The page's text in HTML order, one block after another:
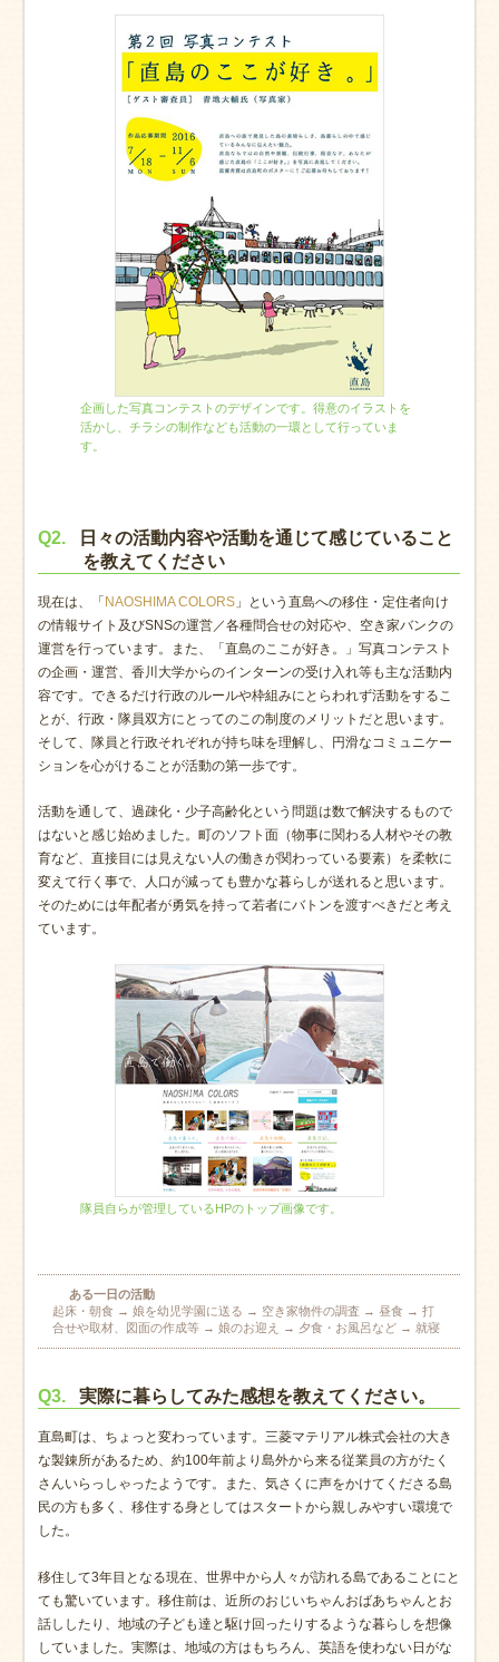
企画した写真コンテストのデザインです。得意のイラストを
活かし、チラシの制作なども活動の一環として行っていま
す。
Q2.
日々の活動内容や活動を通じて感じていること
を教えてください
現在は、「NAOSHIMA COLORS 」という直島への移住・定住者向け
の情報サイト及びSNSの運営／各種問合せの対応や、空き家バンクの
運営を行っています。また、「直島のここが好き。」写真コンテスト
の企画・運営、香川大学からのインターンの受け入れ等も主な活動内
容です。できるだけ行政のルールや枠組みにとらわれず活動をするこ
とが、行政・隊員双方にとってのこの制度のメリットだと思います。
そして、隊員と行政それぞれが持ち味を理解し、円滑なコミュニケー
ションを心がけることが活動の第一歩です。
活動を通して、過疎化・少子高齢化という問題は数で解決するもので
はないと感じ始めました。町のソフト面（物事に関わる人材やその教
育など、直接目には見えない人の働きが関わっている要素）を柔軟に
変えて行く事で、人口が減っても豊かな暮らしが送れると思います。
そのためには年配者が勇気を持って若者にバトンを渡すべきだと考え
ています。
隊員自らが管理しているHPのトップ画像です。
ある一日の活動
起床・朝食 → 娘を幼児学園に送る → 空き家物件の調査 → 昼食 → 打
合せや取材、図面の作成等 → 娘のお迎え → 夕食・お風呂など → 就寝
Q3. 実際に暮らしてみた感想を教えてください。
直島町は、ちょっと変わっています。三菱マテリアル株式会社の大き
な製錬所があるため、約100年前より島外から来る従業員の方がたく
さんいらっしゃったようです。また、気さくに声をかけてくださる島
民の方も多く、移住する身としてはスタートから親しみやすい環境で
した。
移住して3年目となる現在、世界中から人々が訪れる島であることにと
ても驚いています。移住前は、近所のおじいちゃんおばあちゃんとお
話ししたり、地域の子ども達と駆け回ったりするような暮らしを想像
していました。実際は、地域の方はもちろん、英語を使わない日がな